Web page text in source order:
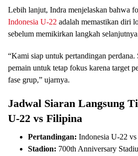
Lebih lanjut, Indra menjelaskan bahwa
Indonesia U-22 adalah memastikan diri
sebelum memikirkan langkah
“Kami siap untuk pertandingan perdana.
pemain untuk tetap fokus karena target
fase grup,” ujarnya.
Jadwal Siaran Langsung
U-22 vs Filipina
Pertandingan: Indonesia U-22
Stadion: 700th Anniversary